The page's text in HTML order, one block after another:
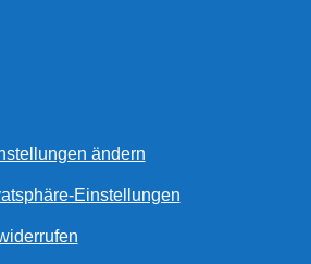
ändern
Einstellungen